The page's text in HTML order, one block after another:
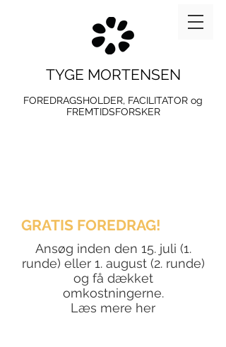
FOREDRAGSHOLDER, FACILITATOR og
FREMTIDSFORSKER
TYGE MORTENSEN
GRATIS FOREDRAG!
Ansøg inden den 15. juli (1.
runde) eller 1. august (2. runde)
og få dækket
omkostningerne.
Læs mere her